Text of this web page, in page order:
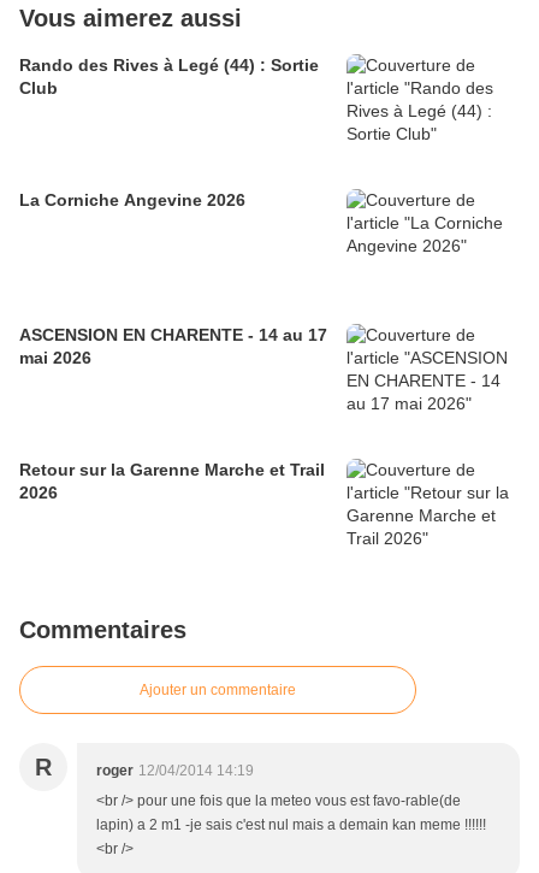
Vous aimerez aussi
Rando des Rives à Legé (44) : Sortie
Club
La Corniche Angevine 2026
ASCENSION EN CHARENTE - 14 au 17
mai 2026
Retour sur la Garenne Marche et Trail
2026
Commentaires
Ajouter un commentaire
R roger 12/04/2014 14:19
<br /> pour une fois que la meteo vous est favo-rable(de
lapin) a 2 m1 -je sais c'est nul mais a demain kan meme !!!!!!
<br />